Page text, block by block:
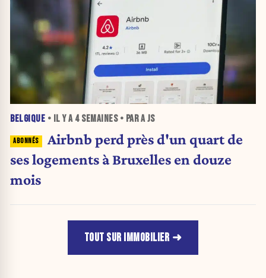
BELGIQUE • IL Y A 4 SEMAINES• PAR A JS
Airbnb perd près d'un quart de
ses logements à Bruxelles en douze
mois
TOUT SUR IMMOBILIER